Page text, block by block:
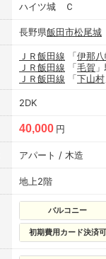
ハイツ城 Ｃ
長野県飯田市松尾城
ＪＲ飯田線 「伊那八
ＪＲ飯田線 「毛賀
ＪＲ飯田線 「下山村
2DK
40,000 円
アパート / 木造
地上2階
バルコニー
初期費用カード決済可